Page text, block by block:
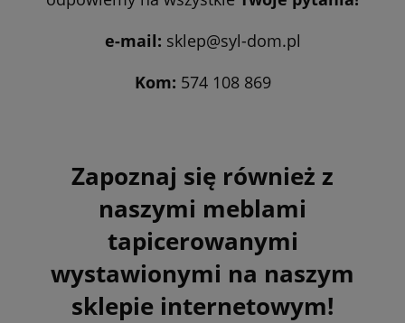
e-mail: sklep@syl-dom.pl
Kom: 574 108 869
Zapoznaj się również z
naszymi meblami
tapicerowanymi
wystawionymi na naszym
sklepie internetowym!